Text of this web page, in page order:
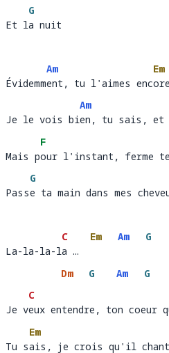
Et l
G
a
Et la nuit
Évidemm
Am
ent, tu l'aimes enc
Em
ore
Évidemment, tu l'aimes encore
Je le vois bi
Am
en, tu sais, et
Je le vois bien, tu sais, et
Mais p
F
ou
Mais pour l'instant, ferme
Pass
G
e ta main dans mes
Passe ta main dans mes
La-la-la-l
C
a …
Em Am
G
La-la-la-la …
Dm
G Am G
Je v
C
eu
Je veux entendre, ton coeur
Em
Tu sais, je crois qu'il